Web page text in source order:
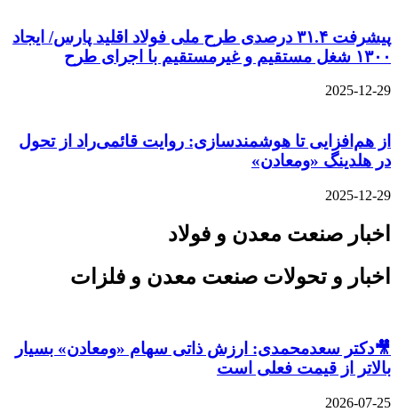
پیشرفت ۳۱.۴ درصدی طرح ملی فولاد اقلید پارس/ ایجاد
۱۳۰۰ شغل مستقیم و غیرمستقیم با اجرای طرح
2025-12-29
از هم‌افزایی تا هوشمندسازی: روایت قائمی‌راد از تحول
در هلدینگ «ومعادن»
2025-12-29
اخبار صنعت معدن و فولاد
اخبار و تحولات صنعت معدن و فلزات
🎥دکتر سعدمحمدی: ارزش ذاتی سهام «ومعادن» بسیار
بالاتر از قیمت فعلی است
2026-07-25